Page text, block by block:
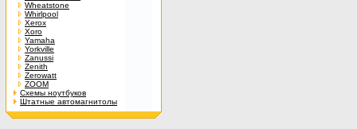
Wheatstone
Whirlpool
Xerox
Xoro
Yamaha
Yorkville
Zanussi
Zenith
Zerowatt
ZOOM
Схемы ноутбуков
Штатные автомагнитолы